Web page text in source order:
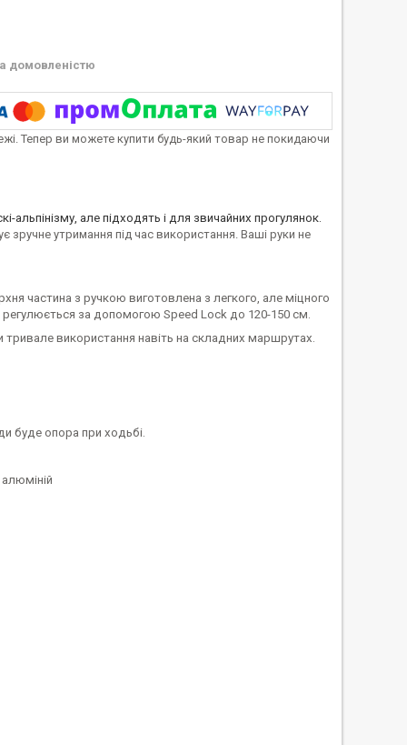
домовленістю
Тепер ви можете купити будь-який товар не покидаючи
альпінізму, але підходять і для звичайних прогулянок.
зручне утримання під час використання. Ваші руки не
частина з ручкою виготовлена ​​з легкого, але міцного
за допомогою Speed ​​​​Lock до 120-150 см.
використання навіть на складних маршрутах.
буде опора при ходьбі.